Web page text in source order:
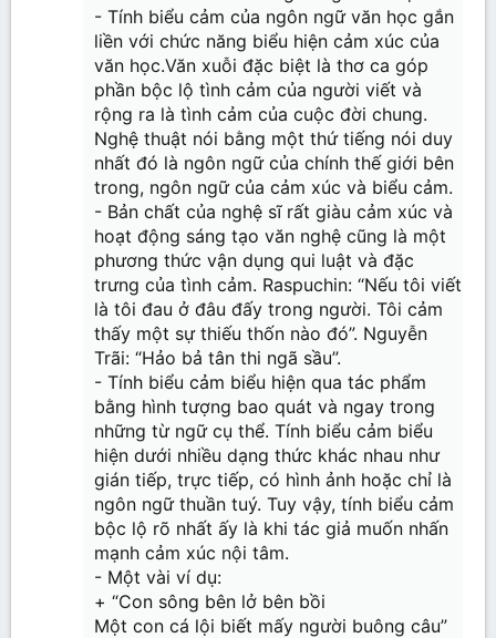
- Tính biểu cảm của ngôn ngữ văn học gắn
liền với chức năng biểu hiện cảm xúc của
văn học.Văn xuỗi đặc biệt là thơ ca góp
phần bộc lộ tình cảm của người viết và
rộng ra là tình cảm của cuộc đời chung.
Nghệ thuật nói bằng một thứ tiếng nói duy
nhất đó là ngôn ngữ của chính thế giới bên
trong, ngôn ngữ của cảm xúc và biểu cảm.
- Bản chất của nghệ sĩ rất giàu cảm xúc và
hoạt động sáng tạo văn nghệ cũng là một
phương thức vận dụng qui luật và đặc
trưng của tình cảm. Raspuchin: “Nếu tôi viết
là tôi đau ở đâu đấy trong người. Tôi cảm
thấy một sự thiếu thốn nào đó”. Nguyễn
Trãi: “Hảo bả tân thi ngã sầu”.
- Tính biểu cảm biểu hiện qua tác phẩm
bằng hình tượng bao quát và ngay trong
những từ ngữ cụ thể. Tính biểu cảm biểu
hiện dưới nhiều dạng thức khác nhau như
gián tiếp, trực tiếp, có hình ảnh hoặc chỉ là
ngôn ngữ thuần tuý. Tuy vậy, tính biểu cảm
bộc lộ rõ nhất ấy là khi tác giả muốn nhấn
mạnh cảm xúc nội tâm.
- Một vài ví dụ:
+ “Con sông bên lở bên bồi
Một con cá lội biết mấy người buông câu”